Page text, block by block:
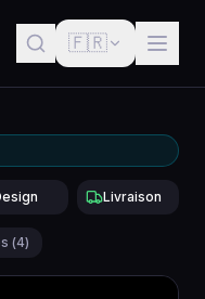
🇫🇷
Livraison
(4)